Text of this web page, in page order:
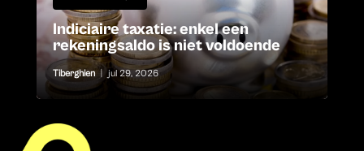
Indiciaire taxatie: enkel een
rekeningsaldo is niet voldoende
Tiberghien jul 29, 2026